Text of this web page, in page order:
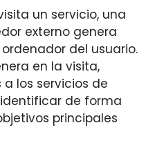
un servicio, una
externo genera
del usuario.
en la visita,
los servicios de
identificar de forma
principales